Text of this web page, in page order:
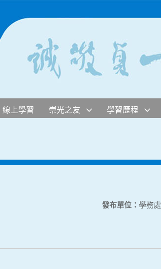
線上學習 崇光之友 學習歷程
發布單位： 學務處